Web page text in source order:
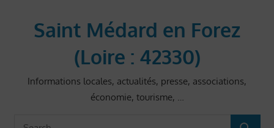
Saint Médard en Forez
(Loire : 42330)
Informations locales, actualités, presse, associations,
économie, tourisme, …
Search